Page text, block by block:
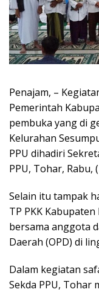
Penajam, –
Pemerintah
pembuka yang di
Kelurahan
PPU dihadiri
PPU, Tohar, Rabu,
Selain itu tampak
TP PKK
bersama anggota
Daerah (OPD) di
Dalam kegiatan
Sekda PPU, Tohar